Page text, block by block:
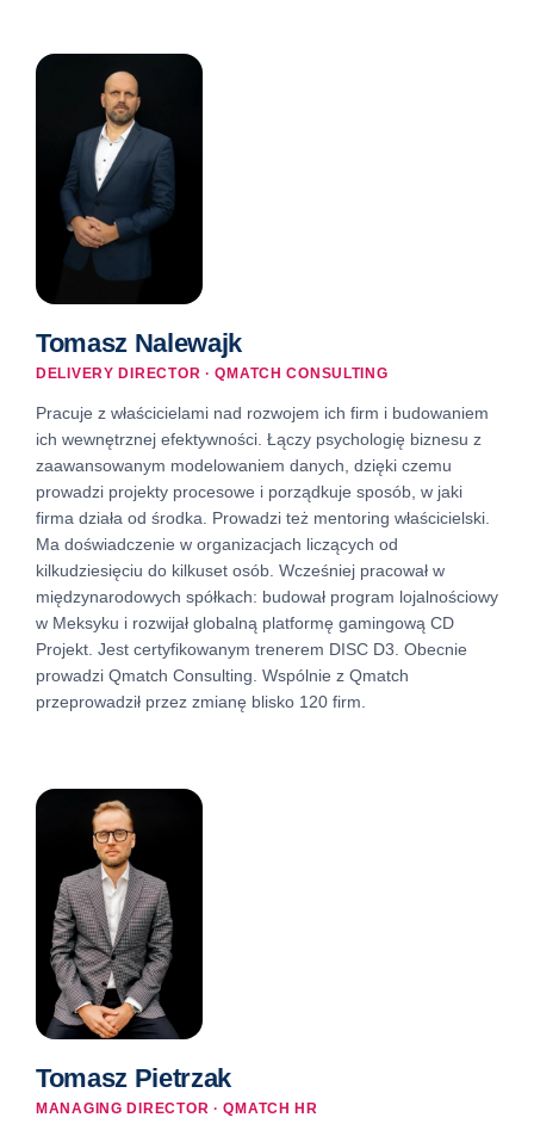
Tomasz Nalewajk
DELIVERY DIRECTOR · QMATCH CONSULTING
Pracuje z właścicielami nad rozwojem ich firm i budowaniem
ich wewnętrznej efektywności. Łączy psychologię biznesu z
zaawansowanym modelowaniem danych, dzięki czemu
prowadzi projekty procesowe i porządkuje sposób, w jaki
firma działa od środka. Prowadzi też mentoring właścicielski.
Ma doświadczenie w organizacjach liczących od
kilkudziesięciu do kilkuset osób. Wcześniej pracował w
międzynarodowych spółkach: budował program lojalnościowy
w Meksyku i rozwijał globalną platformę gamingową CD
Projekt. Jest certyfikowanym trenerem DISC D3. Obecnie
prowadzi Qmatch Consulting. Wspólnie z Qmatch
przeprowadził przez zmianę blisko 120 firm.
Tomasz Pietrzak
MANAGING DIRECTOR · QMATCH HR